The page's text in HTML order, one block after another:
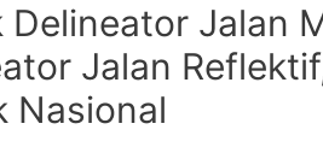
Delineator Jalan
Jalan
Nasional